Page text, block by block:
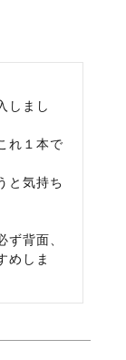
しまし
れ１本で
と気持ち
背面、
めしま